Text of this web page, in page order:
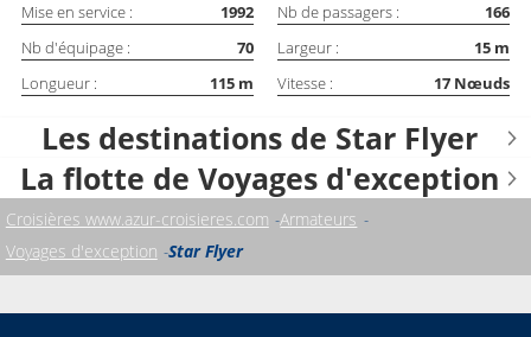
Mise en service : 1992 Nb de passagers :
166
Nb d'équipage :
70 Largeur : 15 m
Longueur :
115 m Vitesse : 17 Nœuds
Les destinations de Star Flyer
La flotte de Voyages d'exception
Croisières www.azur-croisieres.com Armateurs
Voyages d'exception Star Flyer